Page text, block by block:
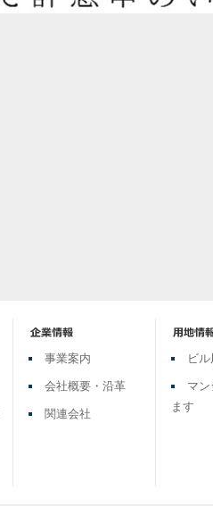
事業案内
会社概要・沿革
関連会社
ビ
マ
ます